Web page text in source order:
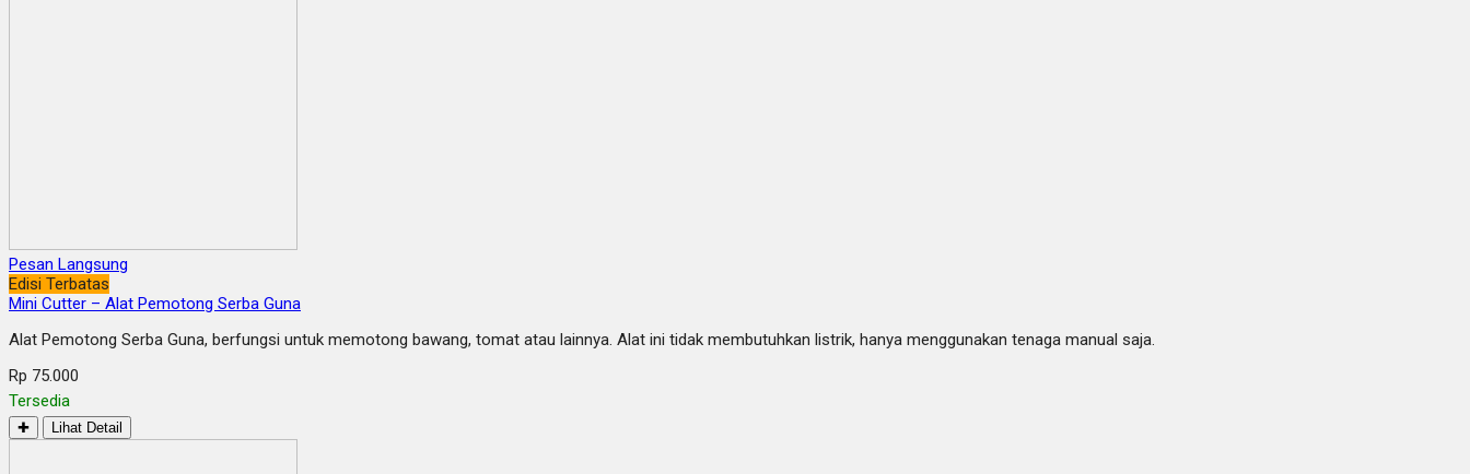
Pesan Langsung
Edisi Terbatas
Mini Cutter – Alat Pemotong Serba Guna
Alat Pemotong Serba Guna, berfungsi untuk memotong bawang, tomat atau lainnya. Alat ini tidak membutuhkan listrik, hanya menggunakan tenaga manual saja.
Rp 75.000
Tersedia
✚ Lihat Detail